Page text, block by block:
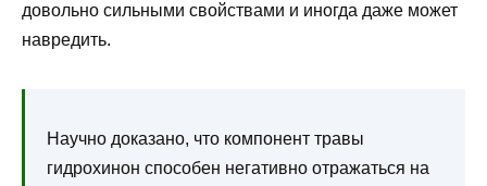
довольно сильными свойствами и иногда даже может
навредить.
Научно доказано, что компонент травы
гидрохинон способен негативно отражаться на